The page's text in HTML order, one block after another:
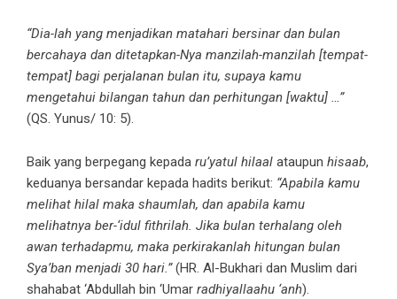
“Dia-lah yang menjadikan matahari bersinar dan bulan
bercahaya dan ditetapkan-Nya manzilah-manzilah [tempat-
tempat] bagi perjalanan bulan itu, supaya kamu
mengetahui bilangan tahun dan perhitungan [waktu] …”
(QS. Yunus/ 10: 5).
Baik yang berpegang kepada ru’yatul hilaal ataupun hisaab,
keduanya bersandar kepada hadits berikut: “Apabila kamu
melihat hilal maka shaumlah, dan apabila kamu
melihatnya ber-‘idul fithrilah. Jika bulan terhalang oleh
awan terhadapmu, maka perkirakanlah hitungan bulan
Sya’ban menjadi 30 hari.”(HR. Al-Bukhari dan Muslim dari
shahabat ‘Abdullah bin ‘Umar radhiyallaahu ‘anh).